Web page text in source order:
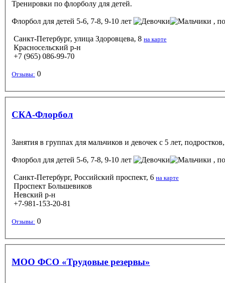
Тренировки по флорболу для детей.
Флорбол для детей 5-6, 7-8, 9-10 лет ,
Санкт-Петербург, улица Здоровцева, 8 на карте
Красносельский р-н
+7 (965) 086-99-70
Отзывы: 0
СКА-Флорбол
Занятия в группах для мальчиков и девочек с 5 лет,
Флорбол для детей 5-6, 7-8, 9-10 лет ,
Санкт-Петербург, Российский проспект, 6 на карте
Проспект Большевиков
Невский р-н
+7-981-153-20-81
Отзывы: 0
МОО ФСО «Трудовые резервы»